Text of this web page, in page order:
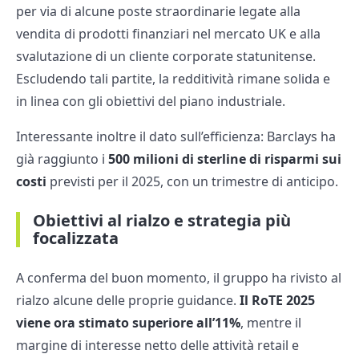
per via di alcune poste straordinarie legate alla
vendita di prodotti finanziari nel mercato UK e alla
svalutazione di un cliente corporate statunitense.
Escludendo tali partite, la redditività rimane solida e
in linea con gli obiettivi del piano industriale.
Interessante inoltre il dato sull’efficienza: Barclays ha
già raggiunto i 500 milioni di sterline di risparmi sui
costi previsti per il 2025, con un trimestre di anticipo.
Obiettivi al rialzo e strategia più
focalizzata
A conferma del buon momento, il gruppo ha rivisto al
rialzo alcune delle proprie guidance. Il RoTE 2025
viene ora stimato superiore all’11%, mentre il
margine di interesse netto delle attività retail e